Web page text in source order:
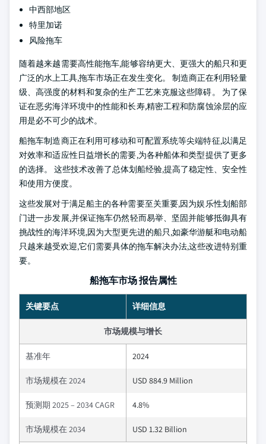
中西部地区
特里加诺
风险拖车
随着越来越需要高性能拖车,能够容纳更大、更强大的船只和更
广泛的水上工具,拖车市场正在发生变化。 制造商正在利用轻量
级、高强度的材料和复杂的生产工艺来克服这些障碍。 为了保
证在恶劣海洋环境中的性能和长寿,精密工程和防腐蚀涂层的应
用是必不可少的战术。
船拖车制造商正在利用可移动和可配置系统等尖端特征,以满足
对效率和适应性日益增长的需要,为各种船体和类型提供了更多
的选择。 这些技术改善了总体划船经验,提高了稳定性、安全性
和使用方便度。
这些发展对于满足船主的各种需要至关重要,因为娱乐性划船部
门进一步发展,并保证拖车仍然轻而易举、坚固并能够抵御具有
挑战性的海洋环境,因为大型更先进的船只,如豪华游艇和电动船
只越来越受欢迎,它们需要具体的拖车解决办法,这些改进特别重
要。
船拖车市场 报告属性
关键要点 详细信息
市场规模与增长
基准年 2024
市场规模在 2024 USD 884.9 Million
预测期 2025 – 2034 CAGR 4.8%
市场规模在 2034 USD 1.32 Billion